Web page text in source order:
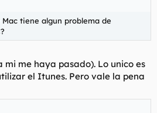
Mac tiene algun problema de
mi me haya pasado). Lo unico es
el Itunes. Pero vale la pena